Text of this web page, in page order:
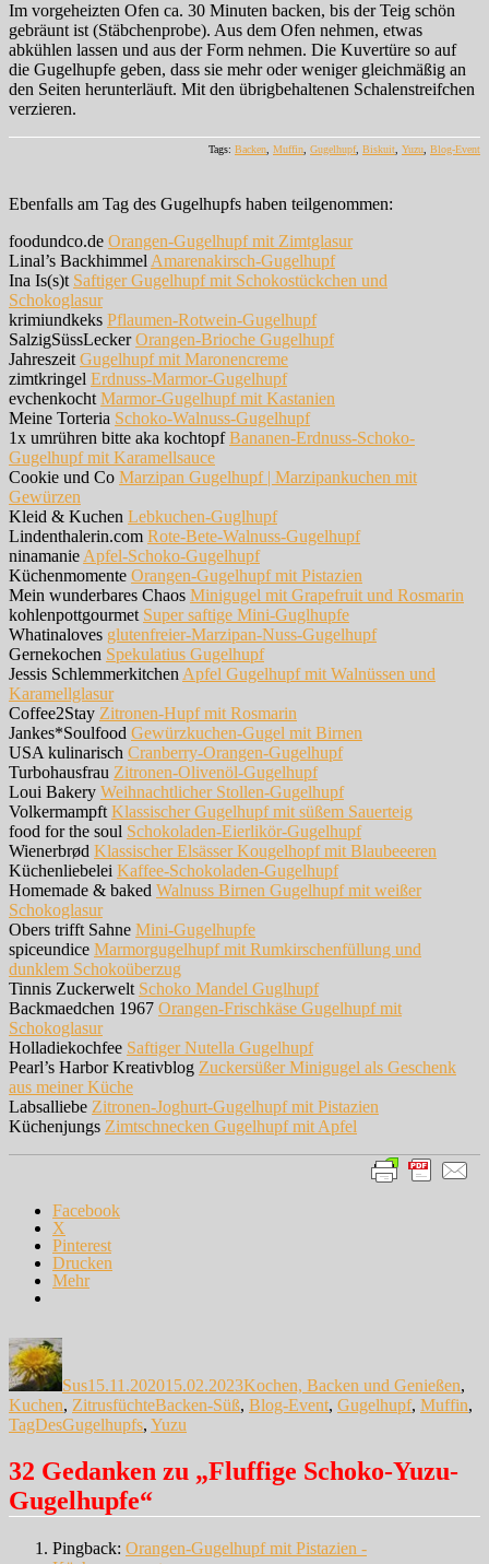
Im vorgeheizten Ofen ca. 30 Minuten backen, bis der Teig schön
gebräunt ist (Stäbchenprobe). Aus dem Ofen nehmen, etwas
abkühlen lassen und aus der Form nehmen. Die Kuvertüre so auf
die Gugelhupfe geben, dass sie mehr oder weniger gleichmäßig an
den Seiten herunterläuft. Mit den übrigbehaltenen Schalenstreifchen
verzieren.
Tags: Backen, Muffin, Gugelhupf, Biskuit, Yuzu, Blog-Event
Ebenfalls am Tag des Gugelhupfs haben teilgenommen:
foodundco.de Orangen-Gugelhupf mit Zimtglasur
Linal’s Backhimmel Amarenakirsch-Gugelhupf
Ina Is(s)t Saftiger Gugelhupf mit Schokostückchen und
Schokoglasur
krimiundkeks Pflaumen-Rotwein-Gugelhupf
SalzigSüssLeckerOrangen-Brioche Gugelhupf
Jahreszeit Gugelhupf mit Maronencreme
zimtkringel Erdnuss-Marmor-Gugelhupf
evchenkocht Marmor-Gugelhupf mit Kastanien
Meine Torteria Schoko-Walnuss-Gugelhupf
1x umrühren bitte aka kochtopfBananen-Erdnuss-Schoko-
Gugelhupf mit Karamellsauce
Cookie und Co Marzipan Gugelhupf | Marzipankuchen mit
Gewürzen
Kleid & Kuchen Lebkuchen-Guglhupf
Lindenthalerin.com Rote-Bete-Walnuss-Gugelhupf
ninamanie Apfel-Schoko-Gugelhupf
Küchenmomente Orangen-Gugelhupf mit Pistazien
Mein wunderbares Chaos Minigugel mit Grapefruit und Rosmarin
kohlenpottgourmet Super saftige Mini-Guglhupfe
Whatinaloves glutenfreier-Marzipan-Nuss-Gugelhupf
Gernekochen Spekulatius Gugelhupf
Jessis Schlemmerkitchen Apfel Gugelhupf mit Walnüssen und
Karamellglasur
Coffee2Stay Zitronen-Hupf mit Rosmarin
Jankes*Soulfood Gewürzkuchen-Gugel mit Birnen
USA kulinarisch Cranberry-Orangen-Gugelhupf
Turbohausfrau Zitronen-Olivenöl-Gugelhupf
Loui Bakery Weihnachtlicher Stollen-Gugelhupf
Volkermampft Klassischer Gugelhupf mit süßem Sauerteig
food for the soul Schokoladen-Eierlikör-Gugelhupf
Wienerbrød Klassischer Elsässer Kougelhopf mit Blaubeeeren
Küchenliebelei Kaffee-Schokoladen-Gugelhupf
Homemade & baked Walnuss Birnen Gugelhupf mit weißer
Schokoglasur
Obers trifft Sahne Mini-Gugelhupfe
spiceundice Marmorgugelhupf mit Rumkirschenfüllung und
dunklem Schokoüberzug
Tinnis Zuckerwelt Schoko Mandel Guglhupf
Backmaedchen 1967 Orangen-Frischkäse Gugelhupf mit
Schokoglasur
Holladiekochfee Saftiger Nutella Gugelhupf
Pearl’s Harbor Kreativblog Zuckersüßer Minigugel als Geschenk
aus meiner Küche
Labsalliebe Zitronen-Joghurt-Gugelhupf mit Pistazien
Küchenjungs Zimtschnecken Gugelhupf mit Apfel
Facebook
X
Pinterest
Drucken
Mehr
Autor
Sus15.11.202015.02.2023Kochen, Backen und Genießen,
Kuchen, ZitrusfüchteSchlagwörter
Backen-Süß, Blog-Event, Gugelhupf, Muffin,
TagDesGugelhupfs, Yuzu
32 Gedanken zu „Fluffige Schoko-Yuzu-
Gugelhupfe“
Pingback: Orangen-Gugelhupf mit Pistazien -